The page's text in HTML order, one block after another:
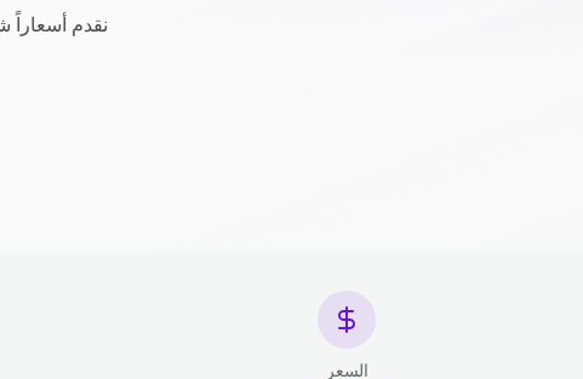
نقدم أسعاراً
السعر